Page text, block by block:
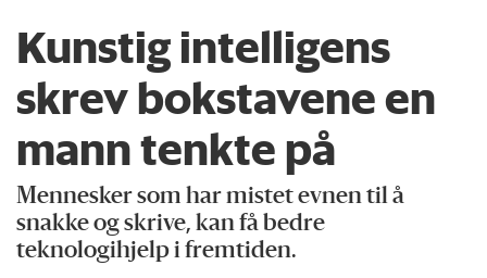
Kunstig intelligens
skrev bokstavene en
mann tenkte på
Mennesker som har mistet evnen til å
snakke og skrive, kan få bedre
teknologihjelp i fremtiden.